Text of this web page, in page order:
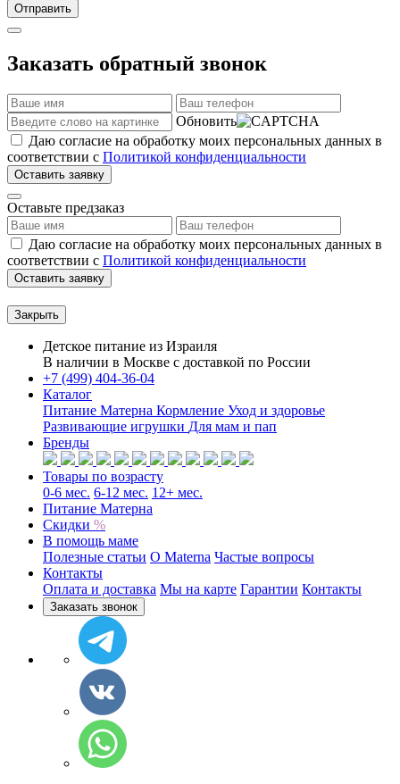
Отправить
Заказать обратный звонок
Обновить
Даю согласие на обработку моих персональных данных в
соответствии с Политикой конфиденциальности
Оставить заявку
Оставьте предзаказ
Даю согласие на обработку моих персональных данных в
соответствии с Политикой конфиденциальности
Оставить заявку
Закрыть
Детское питание из Израиля
В наличии в Москве с доставкой по России
+7 (499) 404-36-04
Каталог
Питание Матерна Кормление Уход и здоровье
Развивающие игрушки Для мам и пап
Бренды
Товары по возрасту
0-6 мес. 6-12 мес. 12+ мес.
Питание Матерна
Скидки %
В помощь маме
Полезные статьи O Materna Частые вопросы
Контакты
Оплата и доставка Мы на карте Гарантии Контакты
Заказать звонок